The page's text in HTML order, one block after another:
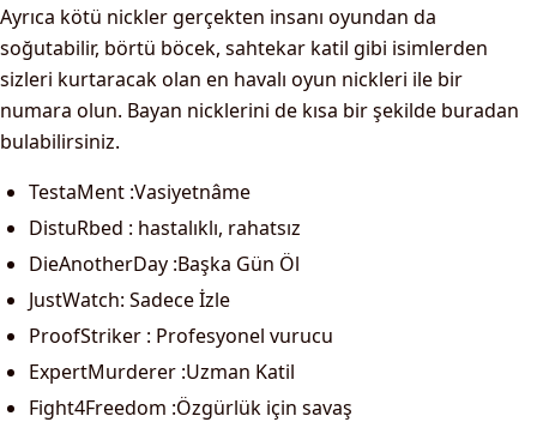
Ayrıca kötü nickler gerçekten insanı oyundan da
soğutabilir, börtü böcek, sahtekar katil gibi isimlerden
sizleri kurtaracak olan en havalı oyun nickleri ile bir
numara olun. Bayan nicklerini de kısa bir şekilde buradan
bulabilirsiniz.
TestaMent :Vasiyetnâme
DistuRbed : hastalıklı, rahatsız
DieAnotherDay :Başka Gün Öl
JustWatch: Sadece İzle
ProofStriker : Profesyonel vurucu
ExpertMurderer :Uzman Katil
Fight4Freedom :Özgürlük için savaş